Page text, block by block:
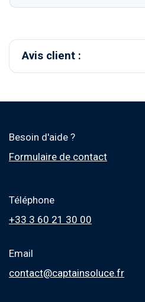
Avis client :
Besoin d'aide ?
Formulaire de contact
Téléphone
+33 3 60 21 30 00
Email
contact@captainsoluce.fr